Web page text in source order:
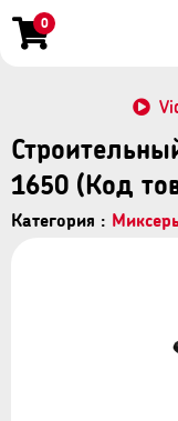
0
1650 (Код
Категория :